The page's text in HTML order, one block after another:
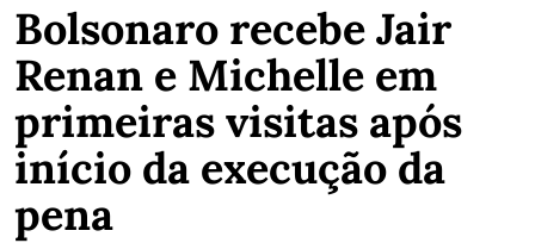
Bolsonaro recebe Jair
Renan e Michelle em
primeiras visitas após
início da execução da
pena